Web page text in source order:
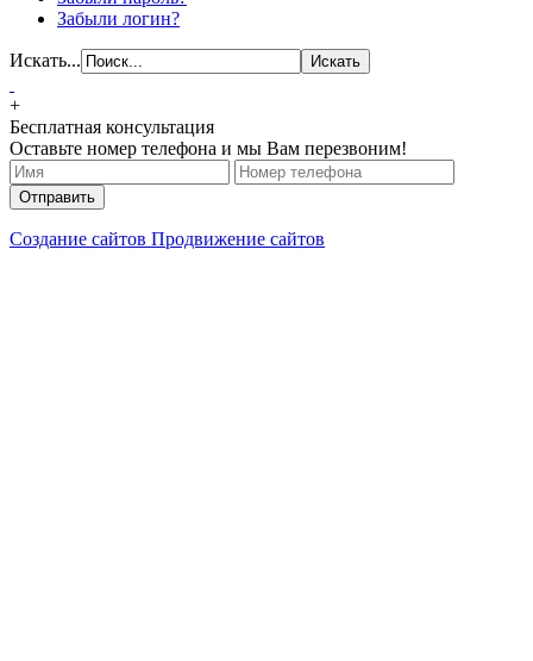
Забыли логин?
Искать...
+
Бесплатная консультация
Оставьте номер телефона и мы Вам перезвоним!
Отправить
Создание сайтов Продвижение сайтов